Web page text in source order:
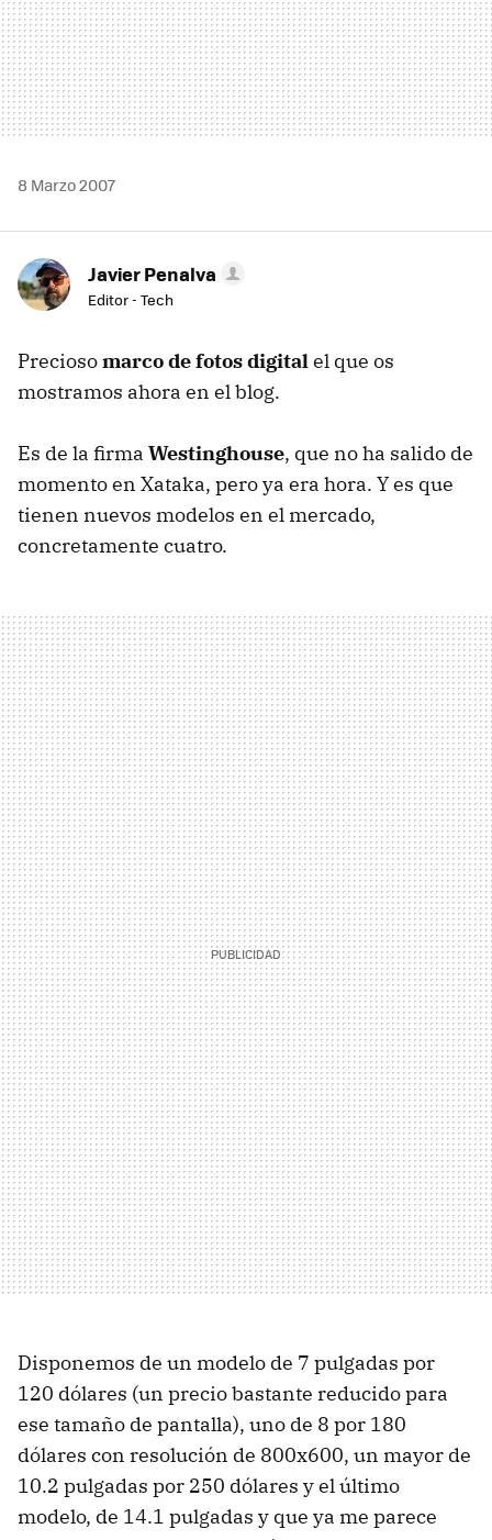
8 Marzo 2007
Javier Penalva
Editor - Tech
Preciosomarco de fotos digitalel que os
mostramos ahora en el blog.
Es de la firma Westinghouse, que no ha salido de
momento en Xataka, pero ya era hora. Y es que
tienen nuevos modelos en el mercado,
concretamente cuatro.
Disponemos de un modelo de 7 pulgadas por
120 dólares (un precio bastante reducido para
ese tamaño de pantalla), uno de 8 por 180
dólares con resolución de 800x600, un mayor de
10.2 pulgadas por 250 dólares y el último
modelo, de 14.1 pulgadas y que ya me parece